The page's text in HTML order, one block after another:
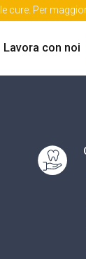
cure. Per
Lavora con noi